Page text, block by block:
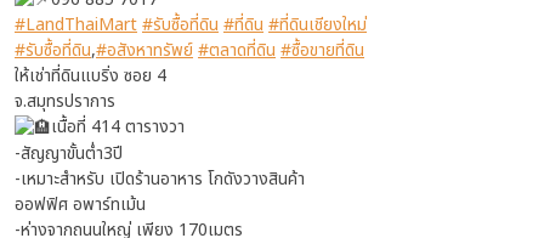
#LandThaiMart#รับซื้อที่ดิน#ที่ดิน#ที่ดินเชียงใหม่
#รับซื้อที่ดิน,#อสังหาทรัพย์#ตลาดที่ดิน#ซื้อขายที่ดิน
ให้เช่าที่ดินแบริ่ง ซอย 4
จ.สมุทรปราการ
เนื้อที่ 414 ตารางวา
-สัญญาขั้นต่ำ3ปี
-เหมาะสำหรับ เปิดร้านอาหาร โกดังวางสินค้า
ออฟฟิศ อพาร์ทเม้น
-ห่างจากถนนใหญ่ เพียง 170เมตร